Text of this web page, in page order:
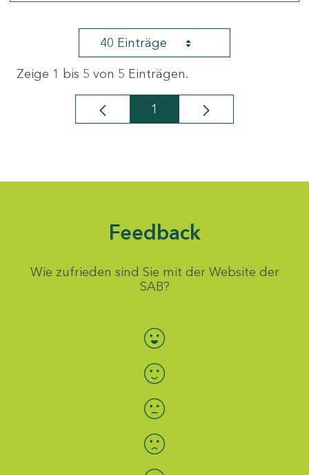
40 Einträge
Zeige 1 bis 5 von 5 Einträgen.
Seite
1
Feedback
Wie zufrieden sind Sie mit der Website der
SAB?
Bewertung auswählen